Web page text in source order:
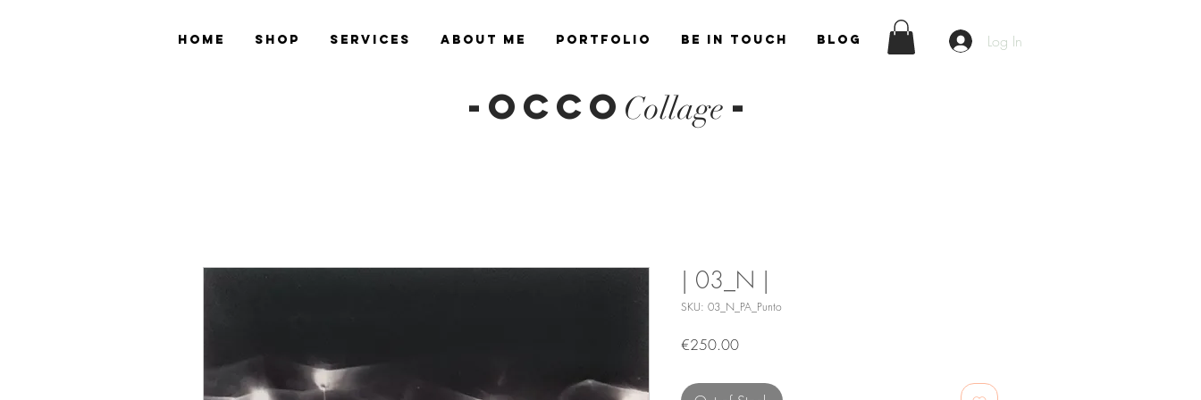
Home Shop Services About Me Portfolio Be in Touch Blog Log In
-OCCO Collage -
| 03_N |
SKU: 03_N_PA_Punto
€250.00Price